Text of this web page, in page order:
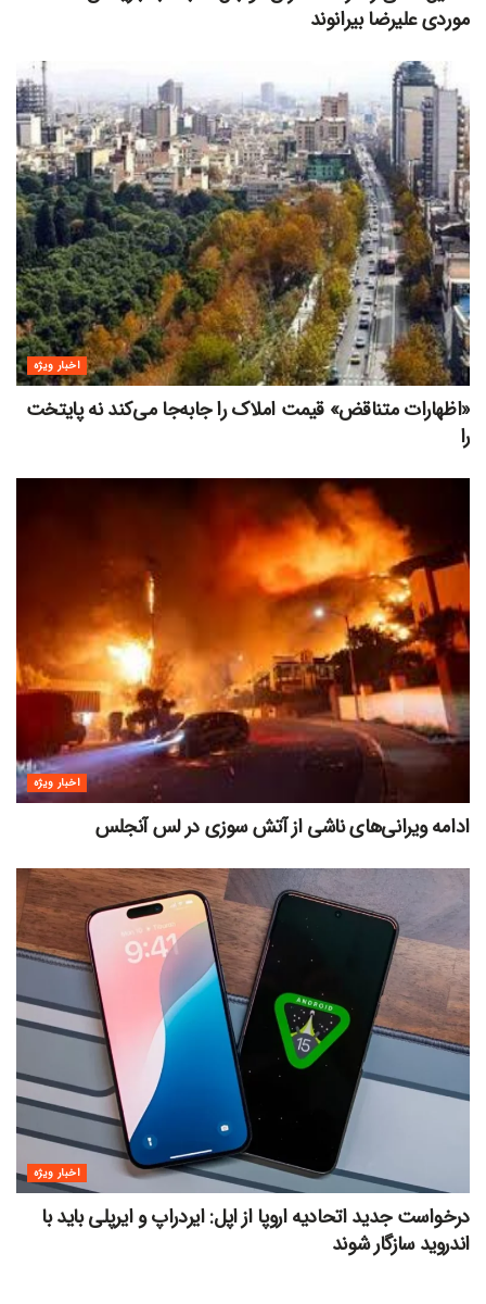
موردی علیرضا بیرانوند
اخبار ویژه
«اظهارات متناقض» قیمت‌ املاک را جابه‌جا می‌کند نه پایتخت
را
اخبار ویژه
ادامه ویرانی‌های ناشی از آتش سوزی در لس آنجلس
اخبار ویژه
درخواست جدید اتحادیه اروپا از اپل: ایردراپ و ایرپلی باید با
اندروید سازگار شوند